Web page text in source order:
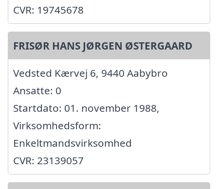
CVR: 19745678
FRISØR HANS JØRGEN ØSTERGAARD
Vedsted Kærvej 6, 9440 Aabybro
Ansatte: 0
Startdato: 01. november 1988,
Virksomhedsform:
Enkeltmandsvirksomhed
CVR: 23139057